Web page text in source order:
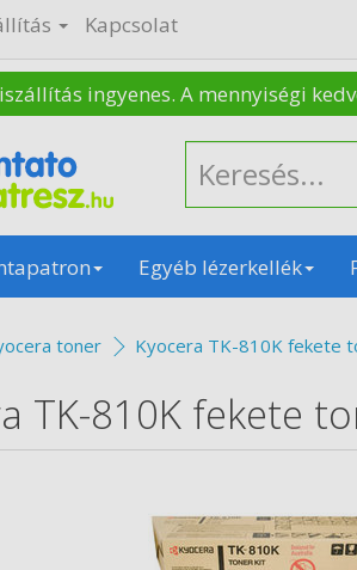
Kapcsolat
ingyenes. A mennyiségi
Egyéb lézerkellék
toner Kyocera TK-810K fekete
TK-810K fekete